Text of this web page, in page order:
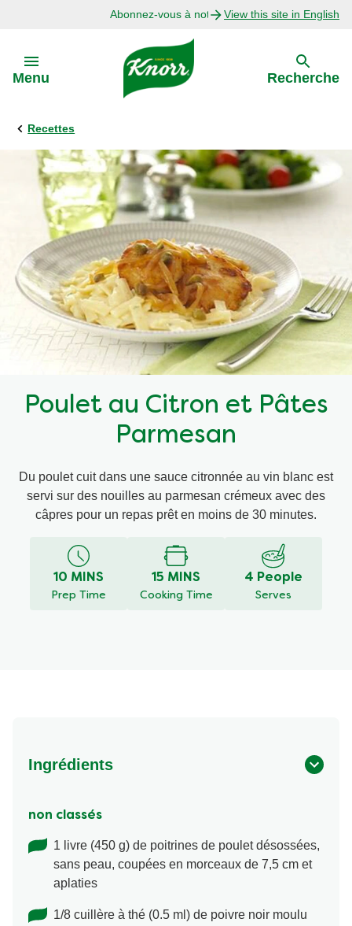
Abonnez-vous à notre infolettreView this site in English
Menu
Précédent
Explorer
Recettes avec Bouillon
Recettes par Ingrédient
Recettes par Occasion
Recettes par Type de Plat
Recherche
Recettes
Poulet au Citron et Pâtes
Parmesan
Du poulet cuit dans une sauce citronnée au vin blanc est
servi sur des nouilles au parmesan crémeux avec des
câpres pour un repas prêt en moins de 30 minutes.
10 MINS
Prep Time
15 MINS
Cooking Time
4 People
Serves
Ingrédients
non classés
1 livre (450 g) de poitrines de poulet désossées,
sans peau, coupées en morceaux de 7,5 cm et
aplaties
1/8 cuillère à thé (0.5 ml) de poivre noir moulu